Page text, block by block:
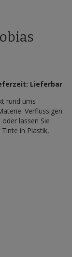
Lieferbar
rund ums
Verflüssigen
lassen Sie
in Plastik,